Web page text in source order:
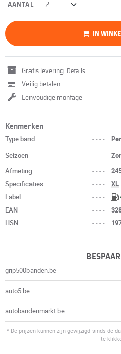
AANTAL
IN
Gratis levering. Details
Veilig betalen
Eenvoudige montage
Kenmerken
Type band ----
Seizoen
----
Afmeting
----
Specificaties ---- XL
Label
----
EAN ----
HSN
----
grip500banden.be
auto5.be
autobandenmarkt.be
* De prijzen kunnen zijn gewijzigd sinds de
te